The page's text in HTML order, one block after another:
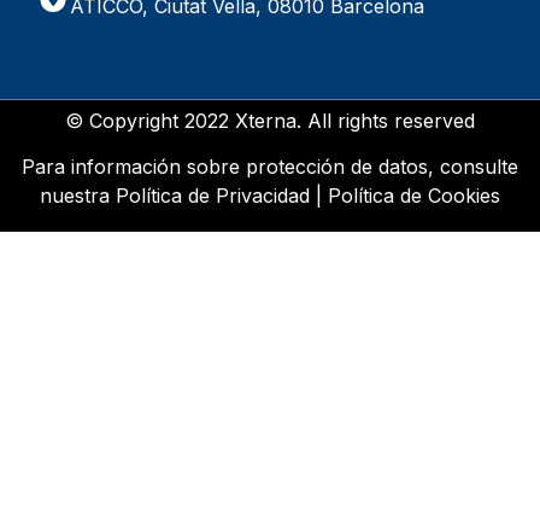
ATICCO, Ciutat Vella, 08010 Barcelona
© Copyright 2022 Xterna. All rights reserved
Para información sobre protección de datos, consulte
nuestra Política de Privacidad Política de Cookies